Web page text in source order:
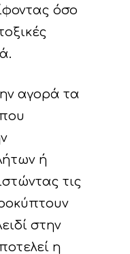
όσο
αγορά τα
ή
τις
στην
η